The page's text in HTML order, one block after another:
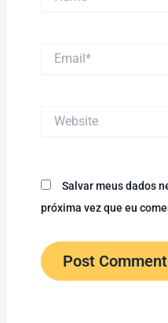
Salvar meus dados
próxima vez que eu